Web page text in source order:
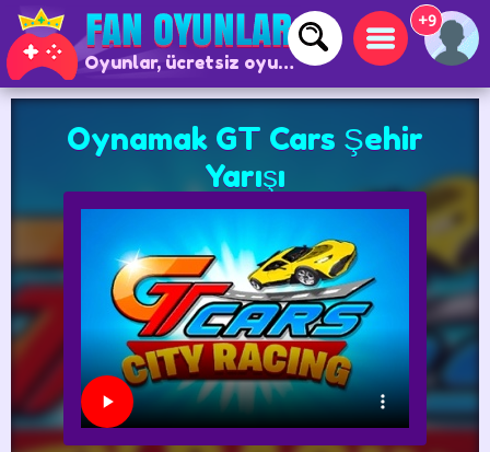
Oyunlar, ücretsiz oyunlar ve çevrimiçi oyunlar
+9
Oynamak GT Cars Şehir
Yarışı